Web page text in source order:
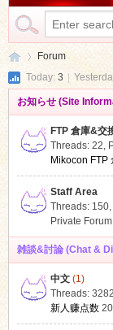
Forum
Today: 3
お知らせ (Site
FTP 倉庫&
Threads: 22,
Mikocon FTP
Staff Area
Threads: 150,
Private Forum
雑談&討論 (Chat &
中文(1)
Threads: 3282
新人赚点数